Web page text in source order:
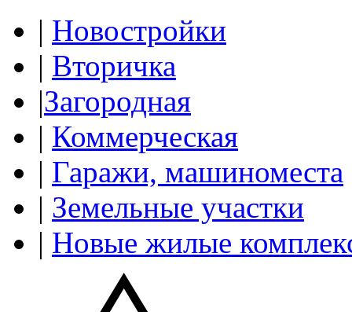
| Новостройки
| Вторичка
|Загородная
| Коммерческая
| Гаражи, машиноместа
| Земельные участки
| Новые жилые